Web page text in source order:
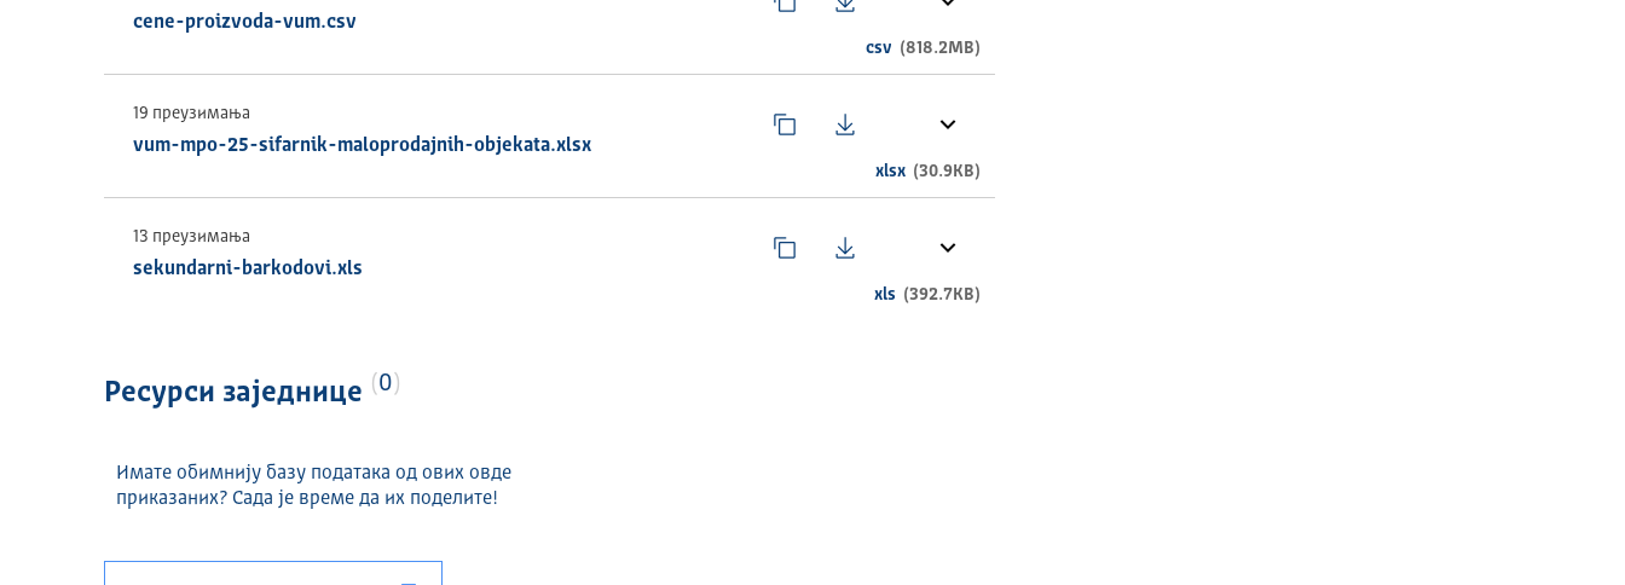
cene-proizvoda-vum.csv
csv (818.2MB)
19 преузимања
vum-mpo-25-sifarnik-maloprodajnih-objekata.xlsx
xlsx (30.9KB)
13 преузимања
sekundarni-barkodovi.xls
xls (392.7KB)
Ресурси заједнице 0
Имате обимнију базу података од ових овде
приказаних? Сада је време да их поделите!